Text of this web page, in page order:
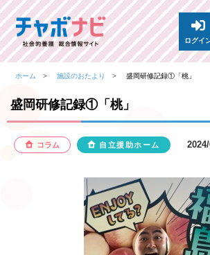
ログイ
ホーム 施設のおたより 盛岡研修記録①「桃」
盛岡研修記録①「桃」
コラム 自立援助ホーム